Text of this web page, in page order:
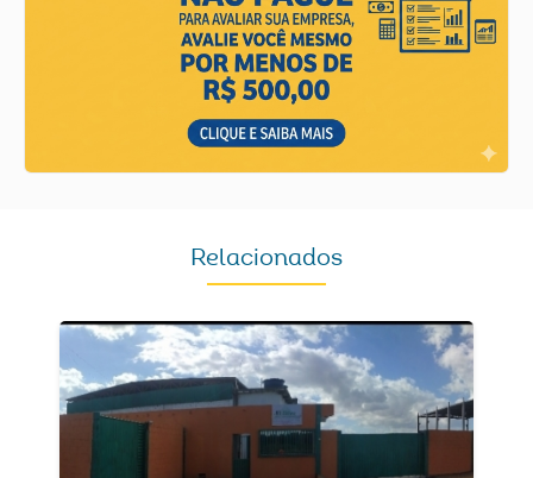
Relacionados